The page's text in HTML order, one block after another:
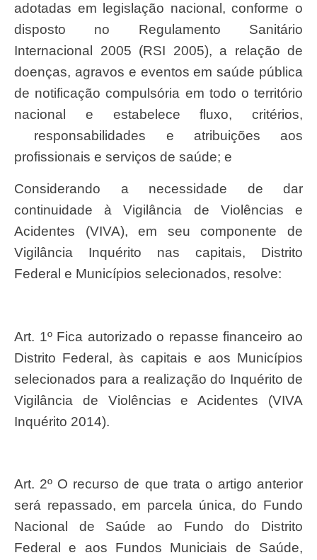
adotadas em legislação nacional, conforme o
disposto no Regulamento Sanitário
Internacional 2005 (RSI 2005), a relação de
doenças, agravos e eventos em saúde pública
de notificação compulsória em todo o território
nacional e estabelece fluxo, critérios,
responsabilidades e atribuições aos
profissionais e serviços de saúde; e
Considerando a necessidade de dar
continuidade à Vigilância de Violências e
Acidentes (VIVA), em seu componente de
Vigilância Inquérito nas capitais, Distrito
Federal e Municípios selecionados, resolve:
Art. 1º Fica autorizado o repasse financeiro ao
Distrito Federal, às capitais e aos Municípios
selecionados para a realização do Inquérito de
Vigilância de Violências e Acidentes (VIVA
Inquérito 2014).
Art. 2º O recurso de que trata o artigo anterior
será repassado, em parcela única, do Fundo
Nacional de Saúde ao Fundo do Distrito
Federal e aos Fundos Municiais de Saúde,